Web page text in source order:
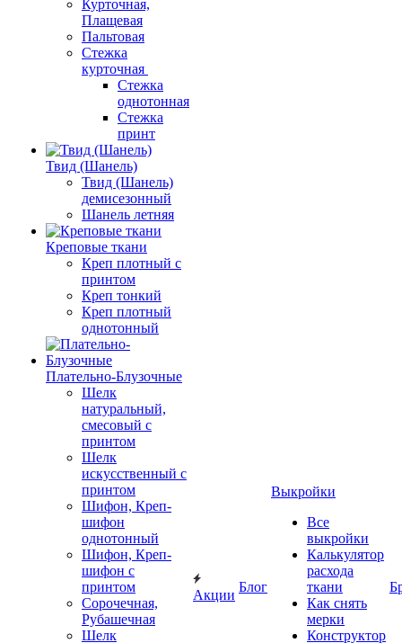
Курточная,
Плащевая
Пальтовая
Стежка
курточная
Стежка
однотонная
Стежка
принт
Твид (Шанель)
Твид (Шанель)
демисезонный
Шанель летняя
Креповые ткани
Креп плотный с
принтом
Креп тонкий
Креп плотный
однотонный
Плательно-Блузочные
Шелк
натуральный,
смесовый с
принтом
Шелк
искусственный с
принтом
Шифон, Креп-
шифон
однотонный
Шифон, Креп-
шифон с
принтом
Сорочечная,
Рубашечная
Шелк
Акции
Блог
Выкройки
Все
выкройки
Калькулятор
расхода
ткани
Как снять
мерки
Конструктор